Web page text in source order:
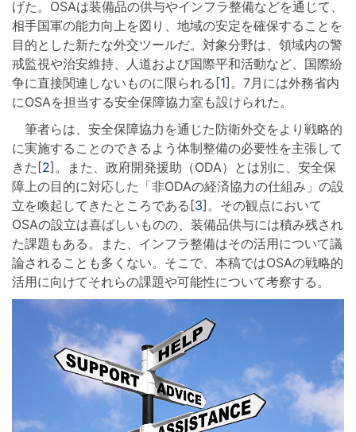
げた。OSAは装備品の供与やインフラ整備などを通じて、
相手国軍の能力向上を図り、地域の安定を確保することを
目的とした新たな外交ツールだ。対象分野は、領域内の警
戒監視や治安維持、人道および国際平和活動など、国際紛
争に直接関連しないものに限られる[1]。7月には外務省内
にOSAを担当する安全保障協力室も設けられた。
筆者らは、安全保障協力を通じた防衛外交をより戦略的
に実施することのできるよう体制整備の必要性を主張して
きた[2]。また、政府開発援助（ODA）とは別に、安全保
障上の目的に対応した「非ODAの経済協力の仕組み」の設
立を喚起してきたところである[3]。その観点において
OSAの設立は喜ばしいものの、装備品供与には積み残され
た課題もある。また、インフラ整備はその活用について議
論されることも多くない。そこで、本稿ではOSAの戦略的
活用に向けてそれらの課題や可能性について考察する。